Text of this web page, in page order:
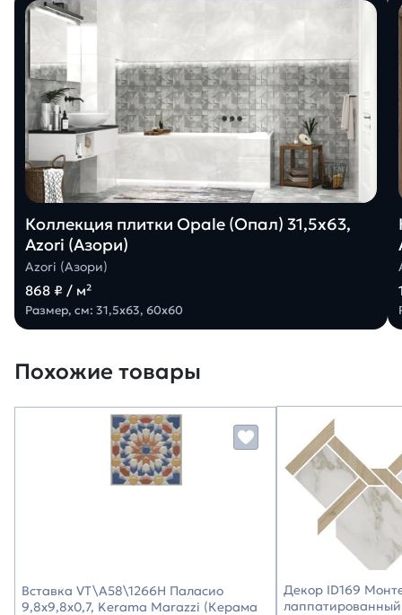
Коллекция плитки Opale (Опал) 31,5х63,
Azori (Азори)
Azori (Азори)
868 ₽ / м²
Размер, см: 31,5х63, 60х60
Похожие товары
Вставка VT\A58\1266H Паласио
9,8x9,8x0,7, Kerama Marazzi (Керама
Декор ID169